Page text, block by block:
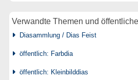
Verwandte Themen und
Diasammlung / Dias Feist
öffentlich: Farbdia
öffentlich: Kleinbilddias